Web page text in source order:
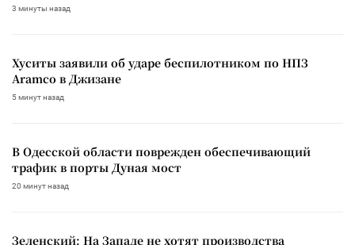
3 минуты назад
Хуситы заявили об ударе беспилотником по НПЗ
Aramco в Джизане
5 минут назад
В Одесской области поврежден обеспечивающий
трафик в порты Дуная мост
20 минут назад
Зеленский: На Западе не хотят производства